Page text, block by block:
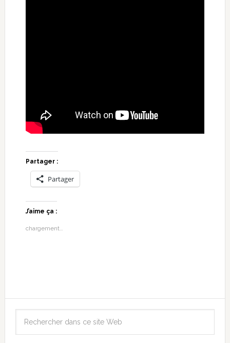
Partager :
Partager
J’aime ça :
chargement…